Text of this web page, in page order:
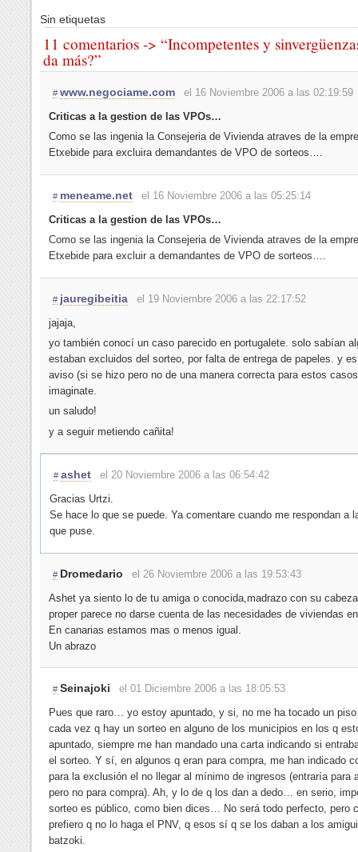
Sin etiquetas
11 comentarios -> “Incompetentes y
da más?”
# www.negociame.com
el 16 Noviembre 2006 a las 02:19:59
Criticas a la gestion de las VPOs…
Como se las ingenia la Consejeria de Vivienda atraves de la
Etxebide para excluira demandantes de VPO de sorteos….
# meneame.net
el 16 Noviembre 2006 a las 05:25:14
Criticas a la gestion de las VPOs…
Como se las ingenia la Consejeria de Vivienda atraves de la
Etxebide para excluir a demandantes de VPO de sorteos….
# jauregibeitia
el 19 Noviembre 2006 a las 22:17:52
jajaja,
yo también conocí un caso parecido en portugalete. solo sabían
estaban excluidos del sorteo, por falta de entrega de papeles. y
aviso (si se hizo pero no de una manera correcta para estos
imaginate.
un saludo!
y a seguir metiendo cañita!
# ashet
el 20 Noviembre 2006 a las 06:54:42
Gracias Urtzi.
Se hace lo que se puede. Ya comentare cuando me respondan a
que puse.
# Dromedario
el 26 Noviembre 2006 a las 19:53:43
Ashet ya siento lo de tu amiga o conocida,madrazo con su
proper parece no darse cuenta de las necesidades de viviendas
En canarias estamos mas o menos igual.
Un abrazo
# Seinajoki
el 01 Diciembre 2006 a las 18:05:53
Pues que raro… yo estoy apuntado, y si, no me ha tocado un
cada vez q hay un sorteo en alguno de los municipios en los q
apuntado, siempre me han mandado una carta indicando si
el sorteo. Y sí, en algunos q eran para compra, me han indicado
para la exclusión el no llegar al mínimo de ingresos (entraría para
pero no para compra). Ah, y lo de q los dan a dedo… en serio,
sorteo es público, como bien dices… No será todo perfecto, pero
prefiero q no lo haga el PNV, q esos sí q se los daban a los
batzoki.